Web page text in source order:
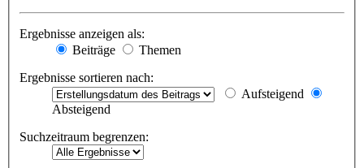
Ergebnisse anzeigen als:
Beiträge
Themen
Ergebnisse sortieren nach:
Aufsteigend
Absteigend
Suchzeitraum begrenzen: